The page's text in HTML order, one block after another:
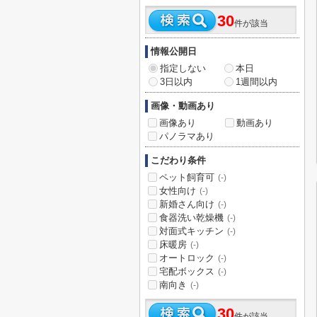
30件が該当
情報公開日
指定しない
本日
3日以内
1週間以内
画像・動画あり
画像あり
動画あり
パノラマあり
こだわり条件
ペット飼育可 (-)
女性向け (-)
新婚さん向け (-)
食器洗い乾燥機 (-)
対面式キッチン (-)
床暖房 (-)
オートロック (-)
宅配ボックス (-)
南向き (-)